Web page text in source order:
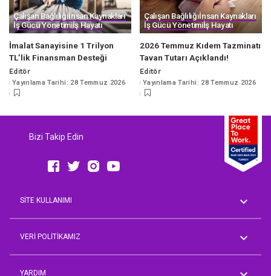
Çalışan Bağlılığıİnsan Kaynakları
İş Gücü Yönetimiİş Hayatı
İmalat Sanayisine 1 Trilyon
TL’lik Finansman Desteği
Posted
by
Editör
Yayınlama Tarihi: 28 Temmuz 2026
Çalışan Bağlılığıİnsan Kaynakları
İş Gücü Yönetimiİş Hayatı
2026 Temmuz Kıdem Tazminatı
Tavan Tutarı Açıklandı!
Posted
by
Editör
Yayınlama Tarihi: 28 Temmuz 2026
Bizi Takip Edin
SİTE KULLANIMI
AVM Rehberi
VERİ POLİTİKAMIZ
Çalışan Aydınlatma Metni
YARDIM